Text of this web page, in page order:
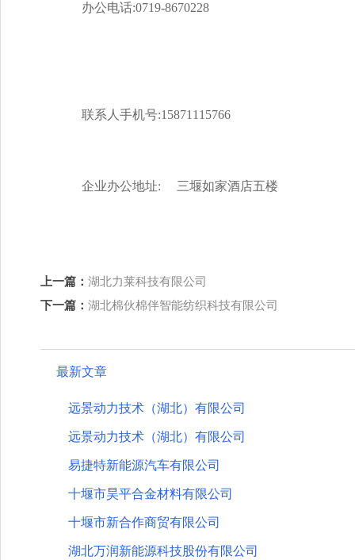
办公电话:0719-8670228
联系人手机号:15871115766
企业办公地址: 三堰如家酒店五楼
上一篇： 湖北力莱科技有限公司
下一篇： 湖北棉伙棉伴智能纺织科技有限公司
最新文章
远景动力技术（湖北）有限公司
远景动力技术（湖北）有限公司
易捷特新能源汽车有限公司
十堰市昊平合金材料有限公司
十堰市新合作商贸有限公司
湖北万润新能源科技股份有限公司